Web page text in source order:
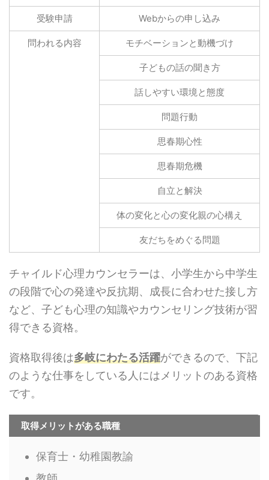
受験申請 Webからの申し込み
問われる内容 モチベーションと動機づけ
子どもの話の聞き方
話しやすい環境と態度
問題行動
思春期心性
思春期危機
自立と解決
体の変化と心の変化親の心構え
友だちをめぐる問題
チャイルド心理カウンセラーは、小学生から中学生
の段階で心の発達や反抗期、成長に合わせた接し方
など、子ども心理の知識やカウンセリング技術が習
得できる資格。
資格取得後は多岐にわたる活躍ができるので、下記
のような仕事をしている人にはメリットのある資格
です。
取得メリットがある職種
保育士・幼稚園教諭